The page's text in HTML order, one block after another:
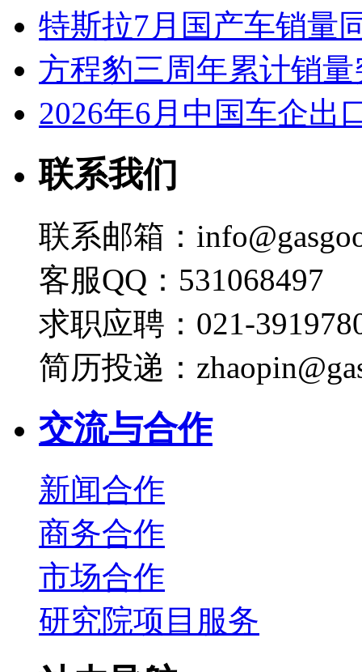
特斯拉7月国产车销量
方程豹三周年累计销
2026年6月中国车企出
联系我们
联系邮箱：
客服QQ：531068497
求职应聘：021-
简历投递：
交流与合作
新闻合作
商务合作
市场合作
研究院项目服务